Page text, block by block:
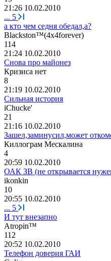
21:26 10.02.2010
... 5
а кто чем седня обедал,а?
Blackston™(4х4forever)
114
21:24 10.02.2010
Снова про майонез
Кризиса нет
8
21:19 10.02.2010
Сильная история
iChucke'
21
21:16 10.02.2010
Зашел,заминусил,может
Киллограм Мескалина
4
20:59 10.02.2010
ОАК ЗВ (не открывается
ikonkin
10
20:55 10.02.2010
... 5
И тут внезапно
Atropin™
112
20:52 10.02.2010
Телефон доверия ГАИ